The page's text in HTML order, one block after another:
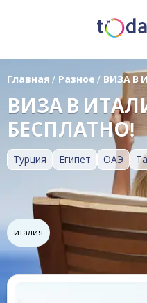
Турция Египет ОАЭ
Главная / Разное / ВИЗА В
ВИЗА В
БЕСПЛАТНО!
италия